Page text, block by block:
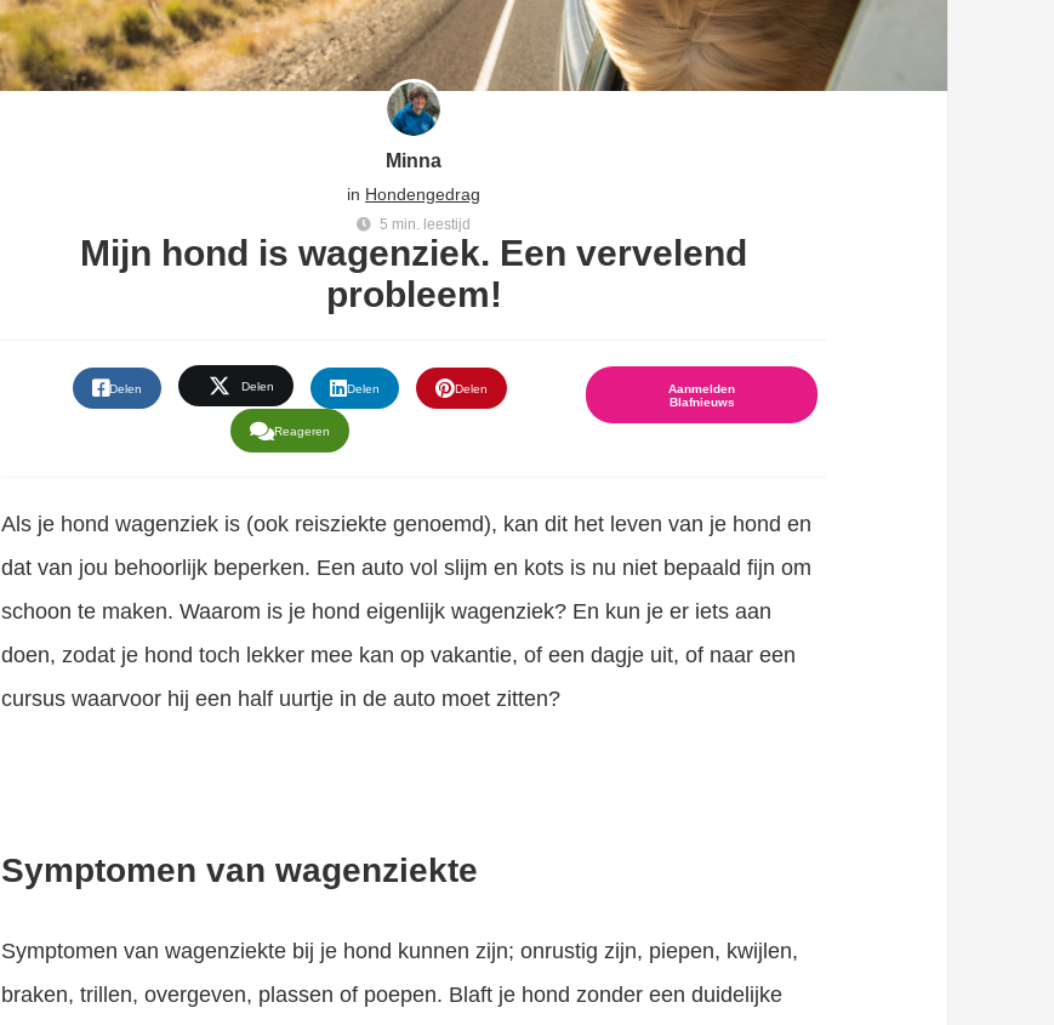
Minna
in Hondengedrag
5 min. leestijd
Mijn hond is wagenziek. Een vervelend
probleem!
Delen Delen Delen Delen
Reageren
Aanmelden
Blafnieuws
Als je hond wagenziek is (ook reisziekte genoemd), kan dit het leven van je hond en
dat van jou behoorlijk beperken. Een auto vol slijm en kots is nu niet bepaald fijn om
schoon te maken. Waarom is je hond eigenlijk wagenziek? En kun je er iets aan
doen, zodat je hond toch lekker mee kan op vakantie, of een dagje uit, of naar een
cursus waarvoor hij een half uurtje in de auto moet zitten?
Symptomen van wagenziekte
Symptomen van wagenziekte bij je hond kunnen zijn; onrustig zijn, piepen, kwijlen,
braken, trillen, overgeven, plassen of poepen. Blaft je hond zonder een duidelijke